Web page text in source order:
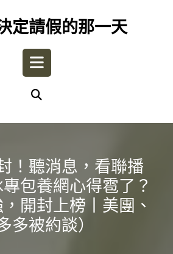
定請假的那一天
Open
！聽消息，看聯播
專包養網心得雹了？
，開封上榜丨美團、
多被約談）